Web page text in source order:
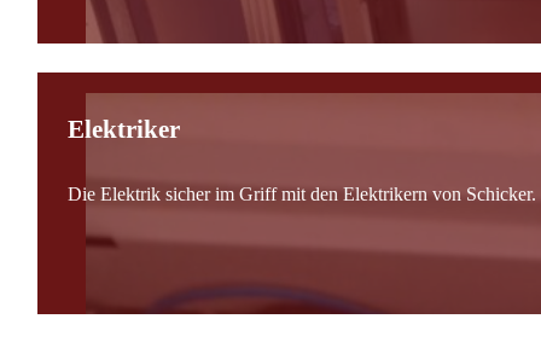
Elektriker
Die Elektrik sicher im Griff mit den Elektrikern von Schicker.